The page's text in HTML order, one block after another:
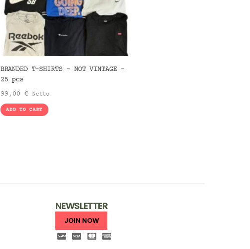
BRANDED T-SHIRTS – NOT VINTAGE –
25 pcs
99,00 € Netto
ADD TO CART
NEWSLETTER
JOIN NOW